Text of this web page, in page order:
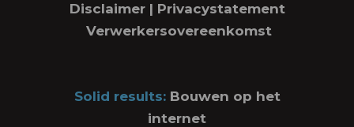
Disclaimer| Privacystatement
Verwerkersovereenkomst
Solid results: Bouwen op het
internet